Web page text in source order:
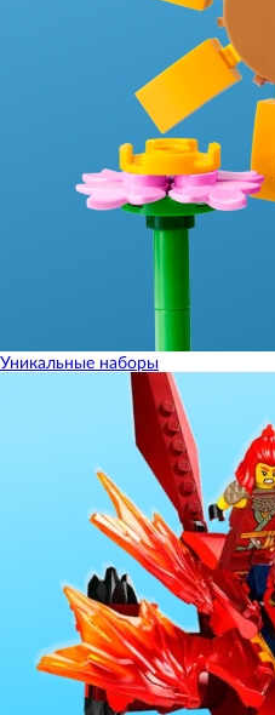
Уникальные наборы